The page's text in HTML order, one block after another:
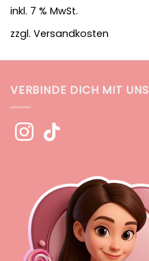
inkl. 7 % MwSt.
zzgl. Versandkosten
VERBINDE DICH MIT UNS